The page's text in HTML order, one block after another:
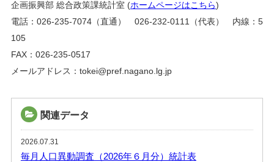
企画振興部 総合政策課統計室 (ホームページはこちら)
電話：026-235-7074（直通） 026-232-0111（代表） 内線：5
105
FAX：026-235-0517
メールアドレス：tokei@pref.nagano.lg.jp
関連データ
2026.07.31
毎月人口異動調査（2026年６月分）統計表